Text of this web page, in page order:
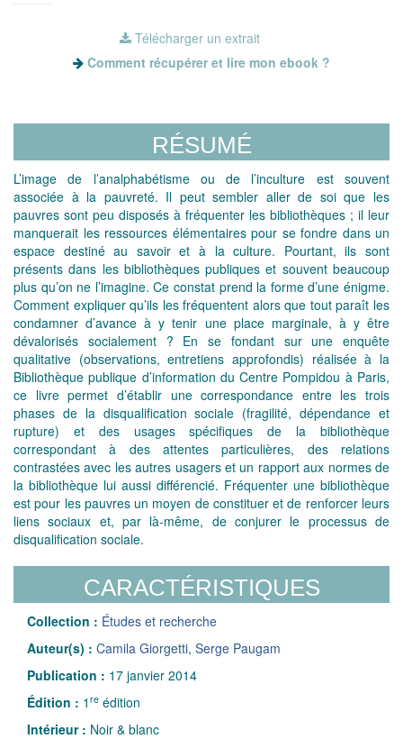
Télécharger un extrait
Comment récupérer et lire mon ebook ?
RÉSUMÉ
L’image de l’analphabétisme ou de l’inculture est souvent
associée à la pauvreté. Il peut sembler aller de soi que les
pauvres sont peu disposés à fréquenter les bibliothèques ; il leur
manquerait les ressources élémentaires pour se fondre dans un
espace destiné au savoir et à la culture. Pourtant, ils sont
présents dans les bibliothèques publiques et souvent beaucoup
plus qu’on ne l’imagine. Ce constat prend la forme d’une énigme.
Comment expliquer qu’ils les fréquentent alors que tout paraît les
condamner d’avance à y tenir une place marginale, à y être
dévalorisés socialement ? En se fondant sur une enquête
qualitative (observations, entretiens approfondis) réalisée à la
Bibliothèque publique d’information du Centre Pompidou à Paris,
ce livre permet d’établir une correspondance entre les trois
phases de la disqualification sociale (fragilité, dépendance et
rupture) et des usages spécifiques de la bibliothèque
correspondant à des attentes particulières, des relations
contrastées avec les autres usagers et un rapport aux normes de
la bibliothèque lui aussi différencié. Fréquenter une bibliothèque
est pour les pauvres un moyen de constituer et de renforcer leurs
liens sociaux et, par là-même, de conjurer le processus de
disqualification sociale.
CARACTÉRISTIQUES
Collection : Études et recherche
Auteur(s) : Camila Giorgetti, Serge Paugam
Publication : 17 janvier 2014
Édition : 1 re édition
Intérieur : Noir & blanc